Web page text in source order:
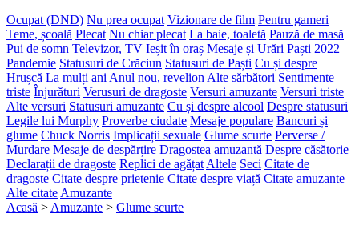
Ocupat (DND) Nu prea ocupat Vizionare de film Pentru gameri
Teme, școală Plecat Nu chiar plecat La baie, toaletă Pauză de masă
Pui de somn Televizor, TV Ieșit în oraș Mesaje și Urări Paști 2022
Pandemie Statusuri de Crăciun Statusuri de Paști Cu și despre
Hrușcă La mulți ani Anul nou, revelion Alte sărbători Sentimente
triste Înjurături Verusuri de dragoste Versuri amuzante Versuri triste
Alte versuri Statusuri amuzante Cu și despre alcool Despre statusuri
Legile lui Murphy Proverbe ciudate Mesaje populare Bancuri și
glume Chuck Norris Implicații sexuale Glume scurte Perverse /
Murdare Mesaje de despărțire Dragostea amuzantă Despre căsătorie
Declarații de dragoste Replici de agățat Altele Seci Citate de
dragoste Citate despre prietenie Citate despre viață Citate amuzante
Alte citate Amuzante
Acasă > Amuzante > Glume scurte